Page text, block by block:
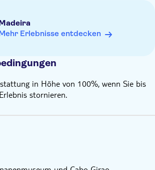
oder Trinkgelder
uns bei der Buchung über eventuelle
dass alle Zeitangaben annähernd sind
können
gelten unsere allgemeinen
nicht. Um eine vollständige
erhalten, muss die Stornierung
im Voraus erfolgen
Erlebnisse entdecken
in Höhe von 100%, wenn Sie bis
stornieren.